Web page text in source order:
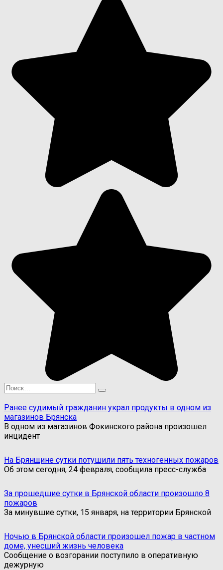
Search
for:
Ранее судимый гражданин украл продукты в одном из
магазинов Брянска
В одном из магазинов Фокинского района произошел
инцидент
На Брянщине сутки потушили пять техногенных пожаров
Об этом сегодня, 24 февраля, сообщила пресс-служба
За прошедшие сутки в Брянской области произошло 8
пожаров
За минувшие сутки, 15 января, на территории Брянской
Ночью в Брянской области произошел пожар в частном
доме, унесший жизнь человека
Сообщение о возгорании поступило в оперативную
дежурную